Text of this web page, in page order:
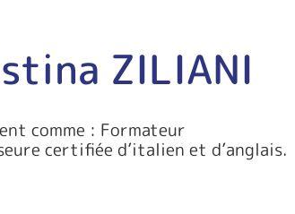
ZILIANI
comme : Formateur
certifiée d’italien et d’anglais.